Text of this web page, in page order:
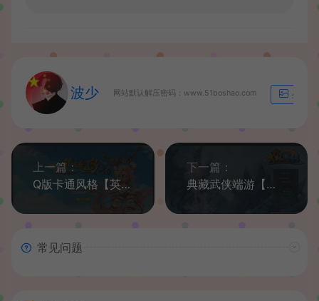
波少 网站默认解压密码：www.51boshao.com 生成海
上一篇：
Q版卡通风格【英雄岛】最新整理Win系单机一键即玩服务端+客户端+GM工具+搭建教程
下一篇：
典藏武侠端游【新武林外传】最新整理单机一键即玩镜像服务端+Linux本地学习手工端+GM工具+二开修改工具+详细搭建教程
常见问题